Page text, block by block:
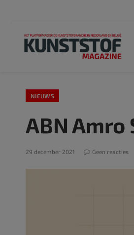
NIEUWS
ABN
29 december 2021 Geen reacties